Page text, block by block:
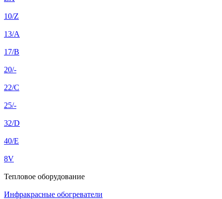
10/Z
13/A
17/B
20/-
22/C
25/-
32/D
40/E
8V
Тепловое оборудование
Инфракрасные обогреватели